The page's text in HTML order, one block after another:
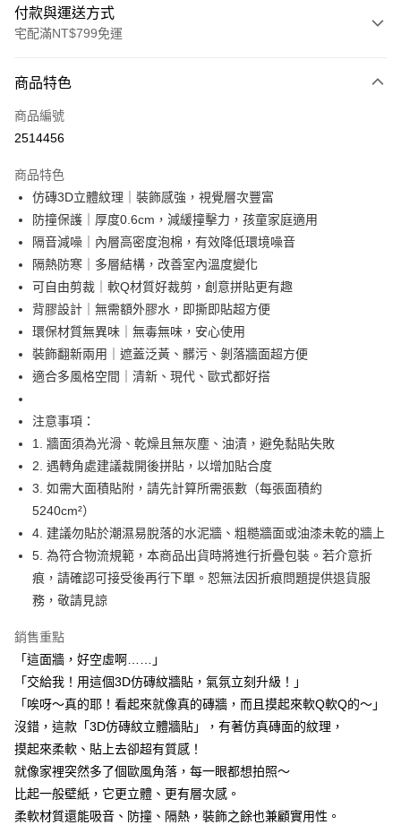
付款與運送方式
宅配滿NT$799免運
信用卡一次付款
LINE Pay
街口支付
悠遊付
AFTEE先享後付
相關說明
【關於「AFTEE先享後付」】
AFTEE先享後付是「在收到商品之後才付款」的支付方式。 讓您購物簡單
便利好安心！
１．簡單：不需註冊會員、不需綁卡、不需儲值。
３．安心：先確認商品／服務後，再付款。
【「AFTEE先享後付」結帳流程】
１．於結帳方式選擇「AFTEE先享後付」後，將跳轉至「AFTEE先享後付」
結帳頁面，進行簡訊認證並確認金額後，即可完成結帳。
２．訂單成立數日內，您將收到繳費通知簡訊。
ATM／網路銀行／等多元方式進行付款，方視為交易完成。
※ 請注意：結帳手續完成當下不需立刻繳費，但若您需要取消訂單，請聯絡
購買商品的店家。未經商家同意取消之訂單仍視為有效，需透過AFTEE先享
後付繳納相關費用。
※ 交易是否成功請以「AFTEE先享後付 」之結帳頁面顯示為準，若有關於
是否繳費成功／繳費後需取消欲退款等相關疑問，請聯繫「AFTEE先享後付
客戶支援中心」 https://netprotections.freshdesk.com/support/home
１．透過由恩沛科技股份有限公司提供之「AFTEE先享後付」服務完成之交
易，需依本服務之必要範圍內提供個人資料，並將交易相關給付款項請求債
２．關於個人資料處理事宜，請瀏覽以下網址：
https://aftee.tw/terms/#terms3
３．未成年的使用者請事先徵得法定代理人或監護人之同意方可使用
「AFTEE先享後付」，若未經同意申辦者引起之損失，本公司不負相關責
任。
４．使用「AFTEE先享後付」時，將依據個別帳號之用戶狀況，依本公司即
時審查核予不同之上限額度；若仍有額度不足之情形，本公司將視審查結果
請求用戶進行身份認證。
５．嚴禁一人註冊多個帳號或使用他人資訊註冊。若發現惡意使用之情形，
ATM付款
運送方式
每筆NT$100，滿NT$799(含以上)免運費
離島宅配
每筆NT$150
商品特色
商品編號
2514456
商品特色
仿磚3D立體紋理｜裝飾感強，視覺層次豐富
防撞保護｜厚度0.6cm，減緩撞擊力，孩童家庭適用
隔音減噪｜內層高密度泡棉，有效降低環境噪音
隔熱防寒｜多層結構，改善室內溫度變化
可自由剪裁｜軟Q材質好裁剪，創意拼貼更有趣
背膠設計｜無需額外膠水，即撕即貼超方便
環保材質無異味｜無毒無味，安心使用
裝飾翻新兩用｜遮蓋泛黃、髒污、剝落牆面超方便
適合多風格空間｜清新、現代、歐式都好搭
注意事項：
1. 牆面須為光滑、乾燥且無灰塵、油漬，避免黏貼失敗
2. 遇轉角處建議裁開後拼貼，以增加貼合度
3. 如需大面積貼附，請先計算所需張數（每張面積約
5240cm²）
4. 建議勿貼於潮濕易脫落的水泥牆、粗糙牆面或油漆未乾的牆上
5. 為符合物流規範，本商品出貨時將進行折疊包裝。若介意折
痕，請確認可接受後再行下單。恕無法因折痕問題提供退貨服
務，敬請見諒
銷售重點
「這面牆，好空虛啊……」
「交給我！用這個3D仿磚紋牆貼，氣氛立刻升級！」
「唉呀～真的耶！看起來就像真的磚牆，而且摸起來軟Q軟Q的～」
沒錯，這款「3D仿磚紋立體牆貼」，有著仿真磚面的紋理，
摸起來柔軟、貼上去卻超有質感！
就像家裡突然多了個歐風角落，每一眼都想拍照～
比起一般壁紙，它更立體、更有層次感。
柔軟材質還能吸音、防撞、隔熱，裝飾之餘也兼顧實用性。